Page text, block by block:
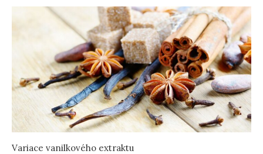
Variace vanilkového extraktu